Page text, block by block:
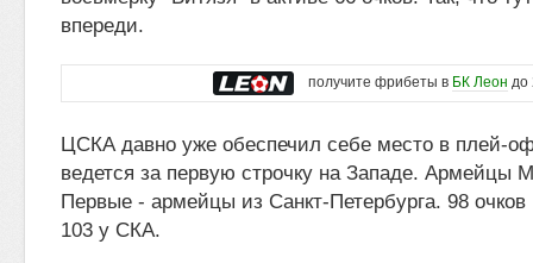
впереди.
получите фрибеты в БК Леон до
ЦСКА давно уже обеспечил себе место в плей-
ведется за первую строчку на Западе. Армейцы
Первые - армейцы из Санкт-Петербурга. 98
103 у СКА.